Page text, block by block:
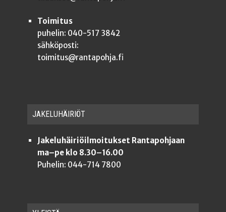
Toimitus
puhelin: 040-517 3842
sähköposti:
toimitus@rantapohja.fi
JAKE­LU­HÄI­RIÖT
Jakeluhäiriöilmoitukset Rantapohjaan
ma–pe klo 8.30–16.00
Puhelin: 044-714 7800